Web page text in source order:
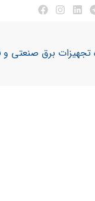
تجهیزات برق صنعتی و